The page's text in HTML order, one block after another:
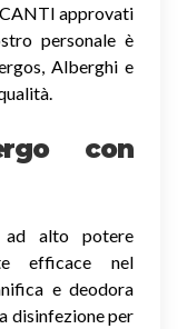
approvati
personale è
Alberghi e
con
alto potere
efficace nel
e deodora
disinfezione per